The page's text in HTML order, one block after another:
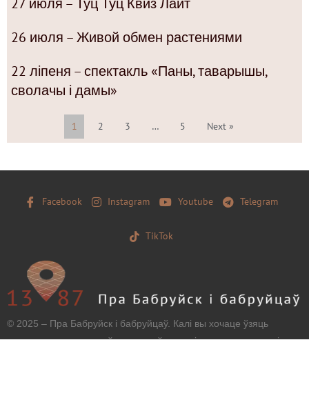
26 июля – Живой обмен растениями
22 ліпеня – спектакль «Паны, таварышы,
сволачы і дамы»
1 2 3 … 5 Next »
Facebook Instagram Youtube Telegram
TikTok
© 2025 – Пра Бабруйск і бабруйцаў. Калі вы хочаце ўзяць
матэрыял з нашага сайту, захавайце, калі ласка, загаловак і